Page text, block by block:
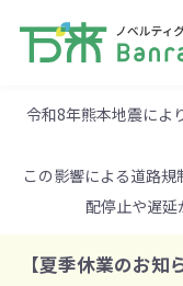
令和8年熊本地震によ
この影響による道路
配停止や遅延
【夏季休業のお知